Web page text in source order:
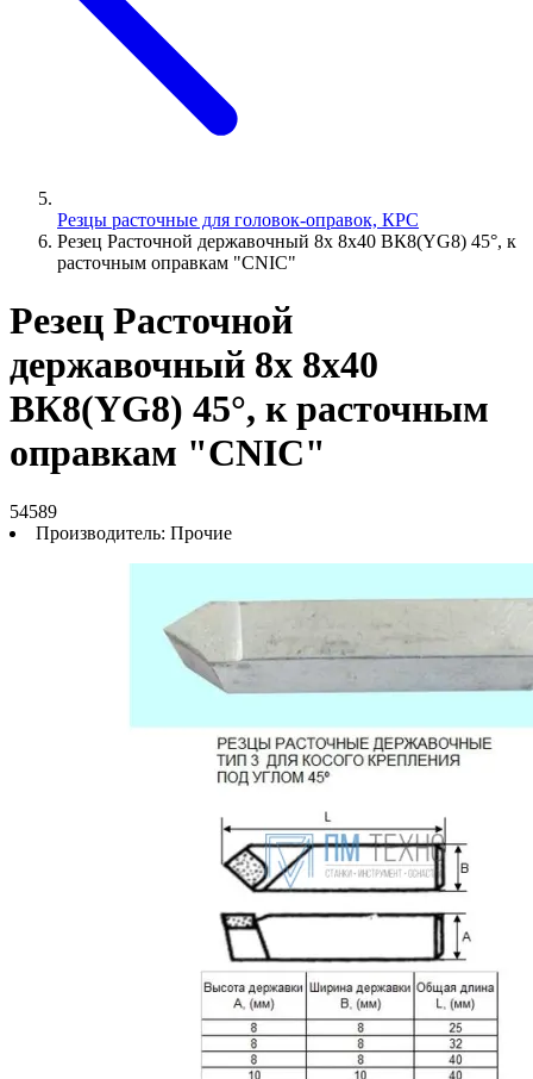
Резцы расточные для головок-оправок, КРС
Резец Расточной державочный 8х 8х40 ВК8(YG8) 45°, к
расточным оправкам "CNIC"
Резец Расточной
державочный 8х 8х40
ВК8(YG8) 45°, к расточным
оправкам "CNIC"
54589
Производитель: Прочие